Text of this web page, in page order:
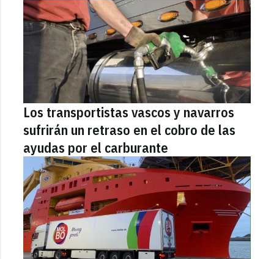
Los transportistas vascos y navarros
sufrirán un retraso en el cobro de las
ayudas por el carburante